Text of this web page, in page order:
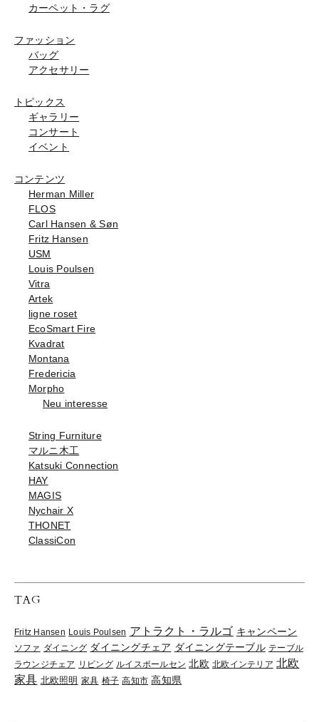
カーペット・ラグ
ファッション
バッグ
アクセサリー
トピックス
ギャラリー
コンサート
イベント
コンテンツ
Herman Miller
FLOS
Carl Hansen & Søn
Fritz Hansen
USM
Louis Poulsen
Vitra
Artek
ligne roset
EcoSmart Fire
Kvadrat
Montana
Fredericia
Morpho
Neu interesse
String Furniture
マルニ木工
Katsuki Connection
HAY
MAGIS
Nychair X
THONET
ClassiCon
TAG
Fritz Hansen Louis Poulsen アトラクト・ラルゴ キャンペーン
ソファ ダイニング ダイニングチェア ダイニングテーブル テーブル
ラウンジチェア リビング ルイスポールセン 北欧 北欧インテリア 北欧
家具 北欧照明 家具 椅子 高知市 高知県